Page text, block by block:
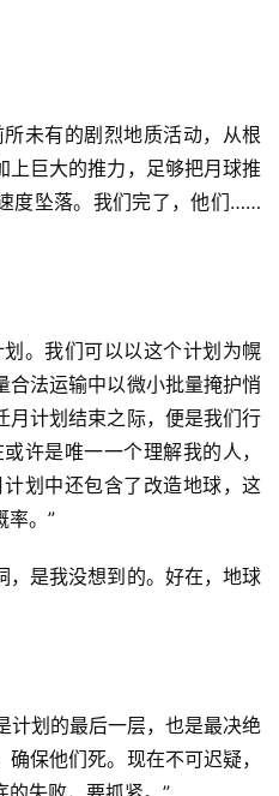
未有的剧烈地质活动，从根
上巨大的推力，足够把月球推
度坠落。我们完了，他们……
。我们可以以这个计划为幌
合法运输中以微小批量掩护悄
月计划结束之际，便是我们行
许是唯一一个理解我的人，
划中还包含了改造地球，这
率。”
，是我没想到的。好在，地球
计划的最后一层，也是最决绝
保他们死。现在不可迟疑，